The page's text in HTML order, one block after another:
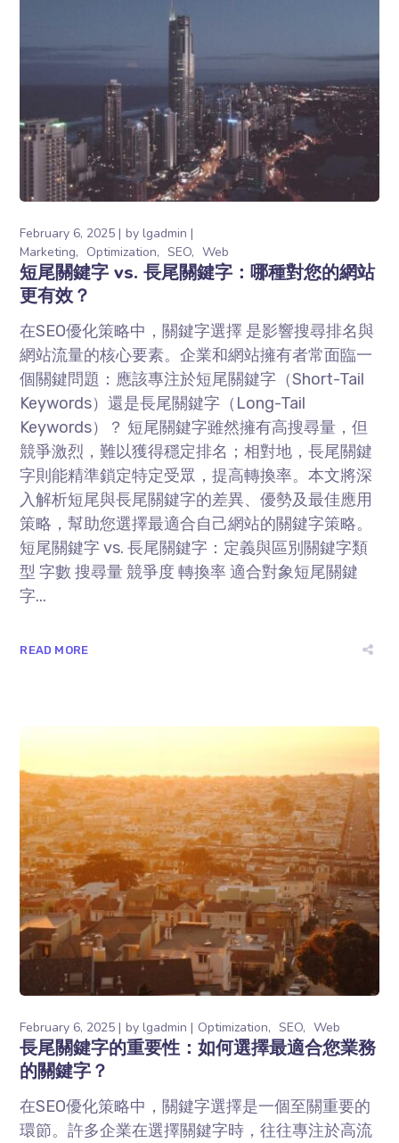
February 6, 2025 bylgadmin
Marketing
Optimization SEO Web
短尾關鍵字 vs. 長尾關鍵字：哪種對您的網站
更有效？
在SEO優化策略中，關鍵字選擇 是影響搜尋排名與
網站流量的核心要素。企業和網站擁有者常面臨一
個關鍵問題：應該專注於短尾關鍵字（Short-Tail
Keywords）還是長尾關鍵字（Long-Tail
Keywords）？ 短尾關鍵字雖然擁有高搜尋量，但
競爭激烈，難以獲得穩定排名；相對地，長尾關鍵
字則能精準鎖定特定受眾，提高轉換率。本文將深
入解析短尾與長尾關鍵字的差異、優勢及最佳應用
策略，幫助您選擇最適合自己網站的關鍵字策略。
短尾關鍵字 vs. 長尾關鍵字：定義與區別關鍵字類
型 字數 搜尋量 競爭度 轉換率 適合對象短尾關鍵
字...
READ MORE
February 6, 2025 bylgadmin Optimization SEO Web
長尾關鍵字的重要性：如何選擇最適合您業務
的關鍵字？
在SEO優化策略中，關鍵字選擇是一個至關重要的
環節。許多企業在選擇關鍵字時，往往專注於高流